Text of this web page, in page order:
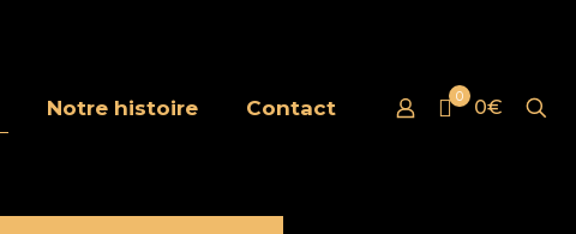
Notre histoire Contact 0 0€